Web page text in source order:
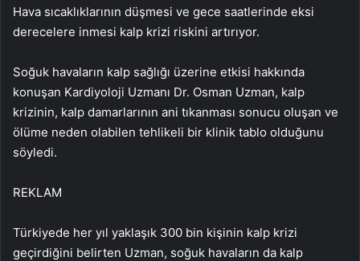
Hava sıcaklıklarının düşmesi ve gece saatlerinde eksi
derecelere inmesi kalp krizi riskini artırıyor.
Soğuk havaların kalp sağlığı üzerine etkisi hakkında
konuşan Kardiyoloji Uzmanı Dr. Osman Uzman, kalp
krizinin, kalp damarlarının ani tıkanması sonucu oluşan ve
ölüme neden olabilen tehlikeli bir klinik tablo olduğunu
söyledi.
REKLAM
Türkiyede her yıl yaklaşık 300 bin kişinin kalp krizi
geçirdiğini belirten Uzman, soğuk havaların da kalp